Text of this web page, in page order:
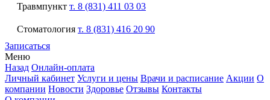
Травмпункт т. 8 (831) 411 03 03
Стоматология т. 8 (831) 416 20 90
Записаться
Меню
Назад Онлайн-оплата
Личный кабинет Услуги и цены Врачи и расписание Акции О
компании Новости Здоровье Отзывы Контакты